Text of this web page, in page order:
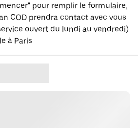
pour remplir le formulaire,
COD prendra contact avec vous
ouvert du lundi au vendredi)
à Paris